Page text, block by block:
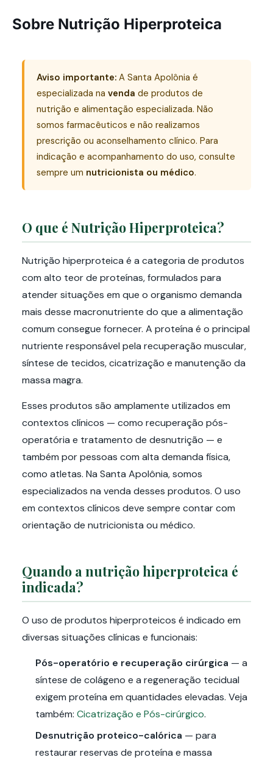
Sobre Nutrição Hiperproteica
Aviso importante: A Santa Apolônia é
especializada na venda de produtos de
nutrição e alimentação especializada. Não
somos farmacêuticos e não realizamos
prescrição ou aconselhamento clínico. Para
indicação e acompanhamento do uso, consulte
sempre um nutricionista ou médico.
O que é Nutrição Hiperproteica?
Nutrição hiperproteica é a categoria de produtos
com alto teor de proteínas, formulados para
atender situações em que o organismo demanda
mais desse macronutriente do que a alimentação
comum consegue fornecer. A proteína é o principal
nutriente responsável pela recuperação muscular,
síntese de tecidos, cicatrização e manutenção da
massa magra.
Esses produtos são amplamente utilizados em
contextos clínicos — como recuperação pós-
operatória e tratamento de desnutrição — e
também por pessoas com alta demanda física,
como atletas. Na Santa Apolônia, somos
especializados na venda desses produtos. O uso
em contextos clínicos deve sempre contar com
orientação de nutricionista ou médico.
Quando a nutrição hiperproteica é
indicada?
O uso de produtos hiperproteicos é indicado em
diversas situações clínicas e funcionais:
Pós-operatório e recuperação cirúrgica — a
síntese de colágeno e a regeneração tecidual
exigem proteína em quantidades elevadas. Veja
também:Cicatrização e Pós-cirúrgico.
Desnutrição proteico-calórica — para
restaurar reservas de proteína e massa